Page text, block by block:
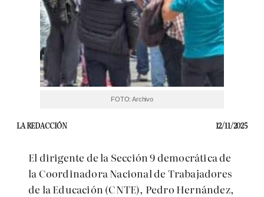
FOTO: Archivo
LA REDACCIÓN 12/11/2025
El dirigente de la Sección 9 democrática de
la Coordinadora Nacional de Trabajadores
de la Educación (CNTE), Pedro Hernández,